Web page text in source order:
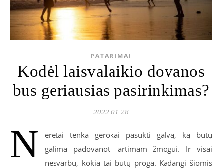
PATARIMAI
Kodėl laisvalaikio dovanos
bus geriausias pasirinkimas?
2022 01 28
N
eretai tenka gerokai pasukti galvą, ką būtų
galima padovanoti artimam žmogui. Ir visai
nesvarbu, kokia tai būtų proga. Kadangi šiomis